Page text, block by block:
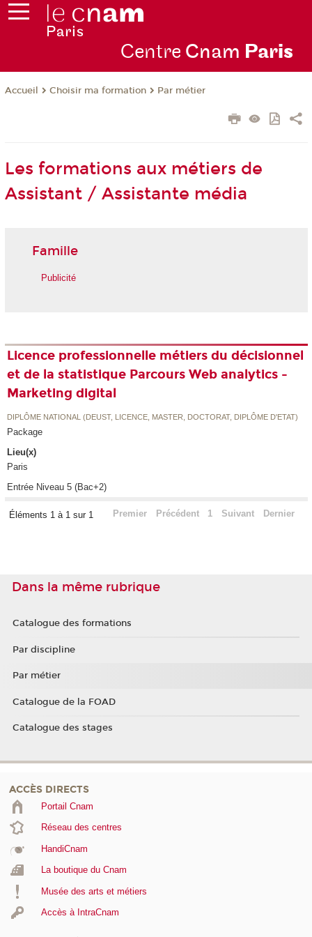
Centre Cnam Paris
Accueil Choisir ma formation Par métier
Les formations aux métiers de
Assistant / Assistante média
Famille
Publicité
Licence professionnelle métiers du décisionnel
et de la statistique Parcours Web analytics -
Marketing digital
DIPLÔME NATIONAL (DEUST, LICENCE, MASTER, DOCTORAT, DIPLÔME D'ETAT)
Package
Lieu(x)
Paris
Entrée Niveau 5 (Bac+2)
Éléments 1 à 1 sur 1 Premier Précédent 1 Suivant Dernier
Dans la même rubrique
Catalogue des formations
Par discipline
Par métier
Catalogue de la FOAD
Catalogue des stages
ACCÈS DIRECTS
Portail Cnam
Réseau des centres
HandiCnam
La boutique du Cnam
Musée des arts et métiers
Accès à IntraCnam